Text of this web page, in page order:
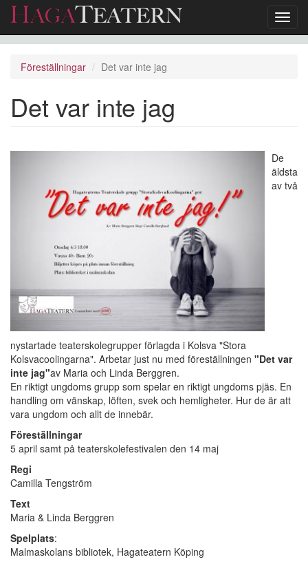
Föreställningar Det var inte jag
Det var inte jag
De
äldsta
av två
nystartade teaterskolegrupper förlagda i Kolsva "Stora
Kolsvacoolingarna". Arbetar just nu med föreställningen "Det var
inte jag"av Maria och Linda Berggren.
En riktigt ungdoms grupp som spelar en riktigt ungdoms pjäs. En
handling om vänskap, löften, svek och hemligheter. Hur de är att
vara ungdom och allt de innebär.
Föreställningar
5 april samt på teaterskolefestivalen den 14 maj
Regi
Camilla Tengström
Text
Maria & Linda Berggren
Spelplats:
Malmaskolans bibliotek, Hagateatern Köping